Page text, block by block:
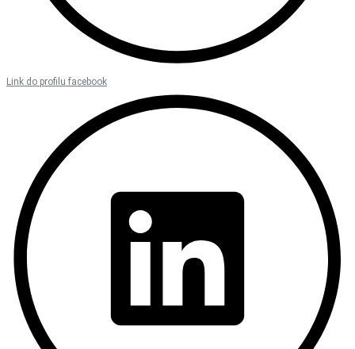
Link do profilu facebook